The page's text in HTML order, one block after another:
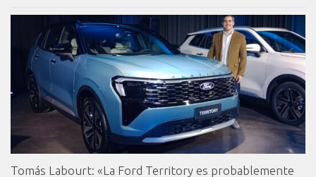
Tomás Labourt: «La Ford Territory es probablemente